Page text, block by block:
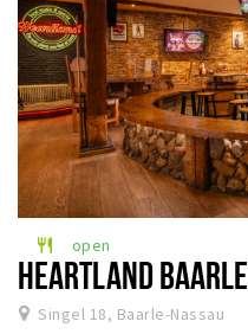
restaurant open
HEARTLAND BAARLE
Singel 18, Baarle-Nassau